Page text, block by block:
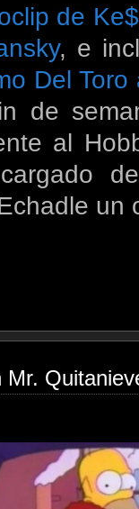
de
, e
Del
de
al
un
Mr.